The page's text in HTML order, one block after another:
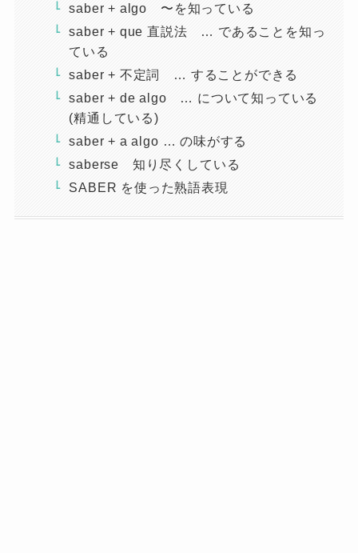
saber + algo 〜を知っている
saber + que 直説法 … であることを知っ
ている
saber + 不定詞 … することができる
saber + de algo … について知っている
(精通している)
saber + a algo … の味がする
saberse 知り尽くしている
SABER を使った熟語表現